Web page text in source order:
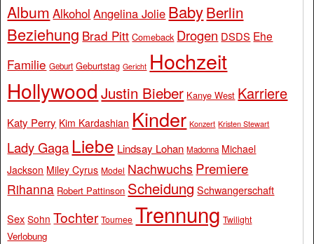
Album Alkohol Angelina Jolie BabyBerlin
Beziehung Brad Pitt Comeback Drogen DSDS Ehe
Familie Geburt Geburtstag Gericht Hochzeit
Hollywood Justin Bieber Kanye West Karriere
Katy Perry Kim Kardashian Kinder Konzert Kristen Stewart
Lady Gaga Liebe Lindsay Lohan Madonna Michael
Jackson Miley Cyrus Model Nachwuchs Premiere
Rihanna Robert Pattinson Scheidung Schwangerschaft
Sex Sohn Tochter Tournee Trennung Twilight
Verlobung